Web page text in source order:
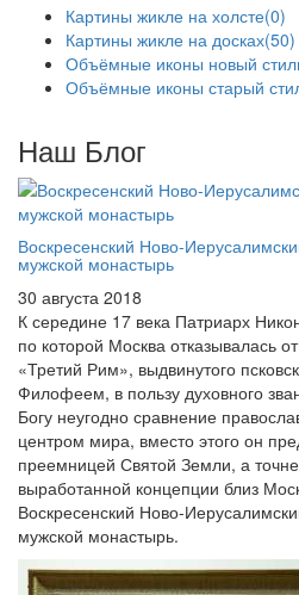
Картины жикле на холсте(0)
Картины жикле на досках(50)
Объёмные иконы новый
Объёмные иконы старый
Наш Блог
Воскресенский Ново-
мужской монастырь
30 августа 2018
К середине 17 века Патриарх
по которой Москва отказывалась
«Третий Рим», выдвинутого
Филофеем, в пользу духовного
Богу неугодно сравнение
центром мира, вместо этого он
преемницей Святой Земли, а
выработанной концепции близ
Воскресенский Ново-
мужской монастырь.